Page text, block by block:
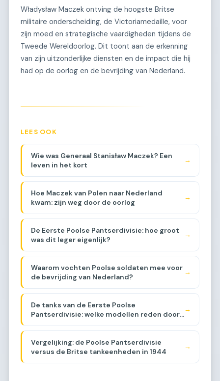
Władysław Maczek ontving de hoogste Britse
militaire onderscheiding, de Victoriamedaille, voor
zijn moed en strategische vaardigheden tijdens de
Tweede Wereldoorlog. Dit toont aan de erkenning
van zijn uitzonderlijke diensten en de impact die hij
had op de oorlog en de bevrijding van Nederland.
LEES OOK
Wie was Generaal Stanisław Maczek? Een
leven in het kort
→
Hoe Maczek van Polen naar Nederland
kwam: zijn weg door de oorlog
→
De Eerste Poolse Pantserdivisie: hoe groot
was dit leger eigenlijk?
→
Waarom vochten Poolse soldaten mee voor
de bevrijding van Nederland?
→
De tanks van de Eerste Poolse
Pantserdivisie: welke modellen reden door
→
Vergelijking: de Poolse Pantserdivisie
versus de Britse tankeenheden in 1944
→